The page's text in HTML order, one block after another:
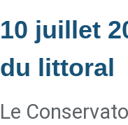
10 juillet
du littoral
Le